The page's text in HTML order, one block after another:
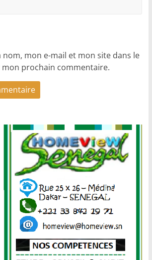
mon e-mail et mon site dans le
prochain commentaire.